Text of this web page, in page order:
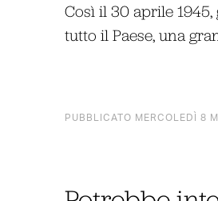
Così il 30 aprile
tutto il Paese, una
PUBBLICATO MERCOLEDÌ 8